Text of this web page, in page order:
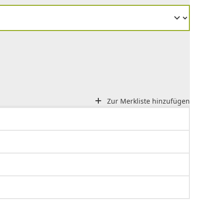
Zur Merkliste hinzufügen